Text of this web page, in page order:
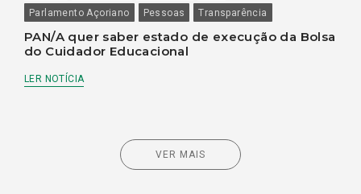
Parlamento Açoriano
Pessoas Transparência
PAN/A quer saber estado de execução da Bolsa
do Cuidador Educacional
LER NOTÍCIA
VER MAIS